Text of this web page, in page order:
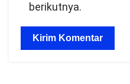
berikutnya.